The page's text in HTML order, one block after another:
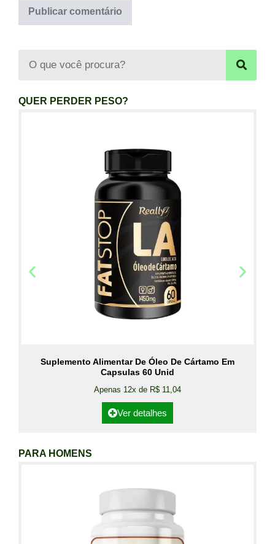
QUER PERDER PESO?
Suplemento Alimentar De Óleo De Cártamo Em
Capsulas 60 Unid
Apenas 12x de R$ 11,04
Ver detalhes
PARA HOMENS